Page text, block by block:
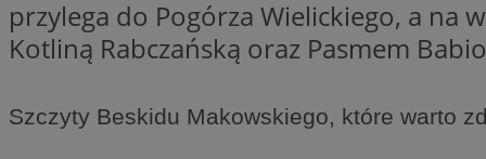
przylega do Pogórza Wielickiego, a na
Kotliną Rabczańską oraz Pasmem
Szczyty Beskidu Makowskiego, które warto
Nazwa